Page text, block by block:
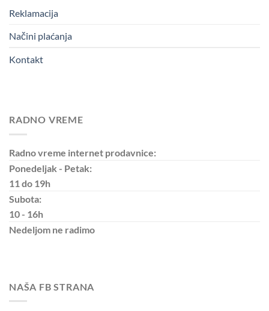
Reklamacija
Načini plaćanja
Kontakt
RADNO VREME
Radno vreme internet prodavnice:
Ponedeljak - Petak:
11 do 19h
Subota:
10 - 16h
Nedeljom ne radimo
NAŠA FB STRANA